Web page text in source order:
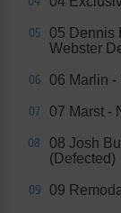
05
05 Dennis
Webster
06 06 Marlin -
07 07 Marst -
08
08 Josh
(Defected)
09 09